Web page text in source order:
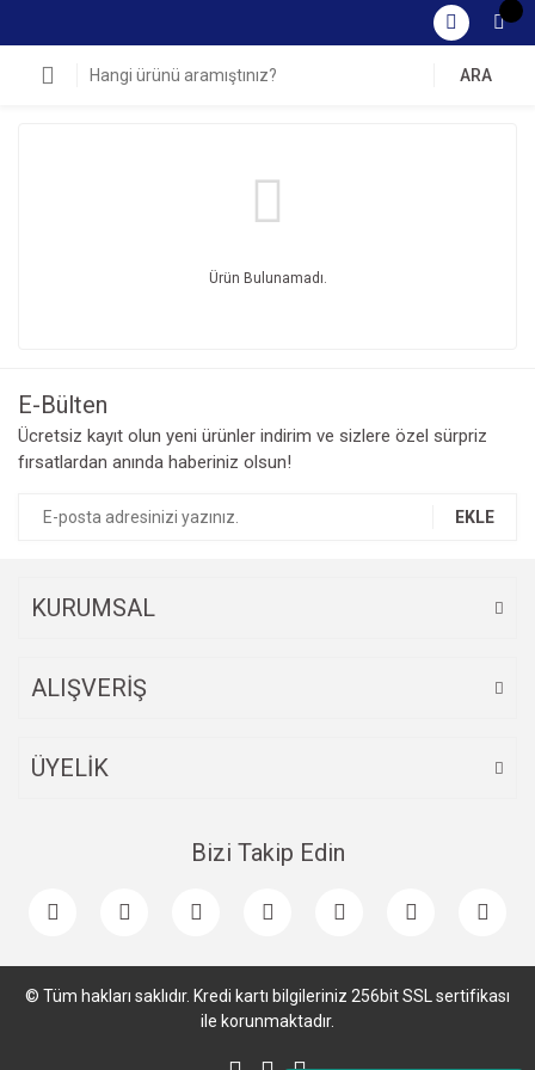
ARA
Ürün Bulunamadı.
E-Bülten
Ücretsiz kayıt olun yeni ürünler indirim ve sizlere özel sürpriz
fırsatlardan anında haberiniz olsun!
EKLE
KURUMSAL
ALIŞVERİŞ
ÜYELİK
Bizi Takip Edin
© Tüm hakları saklıdır. Kredi kartı bilgileriniz 256bit SSL sertifikası
ile korunmaktadır.